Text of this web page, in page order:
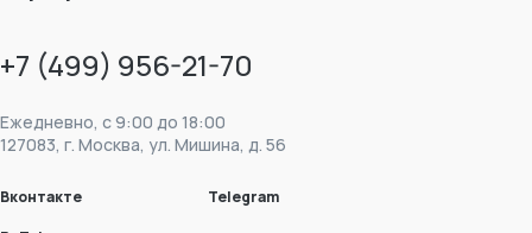
Вконтакте
Telegram
+7 (499) 956-21-70
Ежедневно, c 9:00 до 18:00
127083, г. Москва, ул. Мишина, д. 56